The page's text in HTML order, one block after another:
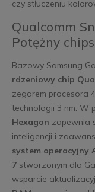
czy stłuczeniu
Qualcomm
Potężny
Bazowy Samsung
rdzeniowy chip
zegarem procesora
technologii 3 nm. W
Hexagon zapewnia
inteligencji i
system operacyjny
7stworzonym dla
wsparcie